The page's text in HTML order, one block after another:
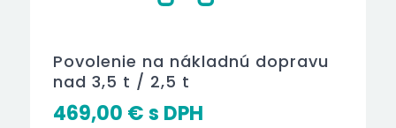
Povolenie na nákladnú dopravu
nad 3,5 t / 2,5 t
469,00 €